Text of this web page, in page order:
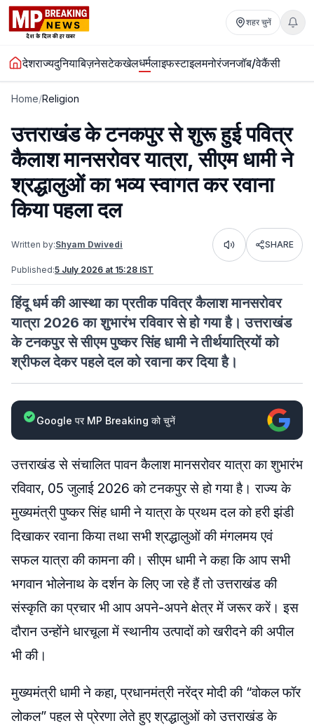
शहर चुनें
देशराज्यदुनियाबिज़नेसटेकखेलधर्मलाइफस्टाइलमनोरंजनजॉब/वेकैंसी
Home/Religion
उत्तराखंड के टनकपुर से शुरू हुई पवित्र
कैलाश मानसरोवर यात्रा, सीएम धामी ने
श्रद्धालुओं का भव्य स्वागत कर रवाना
किया पहला दल
Written by:Shyam Dwivedi Listen SHARE
Published:5 July 2026 at 15:28 IST
हिंदू धर्म की आस्था का प्रतीक पवित्र कैलाश मानसरोवर
यात्रा 2026 का शुभारंभ रविवार से हो गया है। उत्तराखंड
के टनकपुर से सीएम पुष्कर सिंह धामी ने तीर्थयात्रियों को
श्रीफल देकर पहले दल को रवाना कर दिया है।
Google पर MP Breaking को चुनें
उत्तराखंड से संचालित पावन कैलाश मानसरोवर यात्रा का शुभारंभ
रविवार, 05 जुलाई 2026 को टनकपुर से हो गया है। राज्य के
मुख्यमंत्री पुष्कर सिंह धामी ने यात्रा के प्रथम दल को हरी झंडी
दिखाकर रवाना किया तथा सभी श्रद्धालुओं की मंगलमय एवं
सफल यात्रा की कामना की। सीएम धामी ने कहा कि आप सभी
भगवान भोलेनाथ के दर्शन के लिए जा रहे हैं तो उत्तराखंड की
संस्कृति का प्रचार भी आप अपने-अपने क्षेत्र में जरूर करें। इस
दौरान उन्होंने धारचूला में स्थानीय उत्पादों को खरीदने की अपील
भी की।
मुख्यमंत्री धामी ने कहा, प्रधानमंत्री नरेंद्र मोदी की “वोकल फॉर
लोकल” पहल से प्रेरणा लेते हुए श्रद्धालुओं को उत्तराखंड के